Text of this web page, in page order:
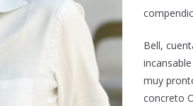
Bell,
muy
concreto